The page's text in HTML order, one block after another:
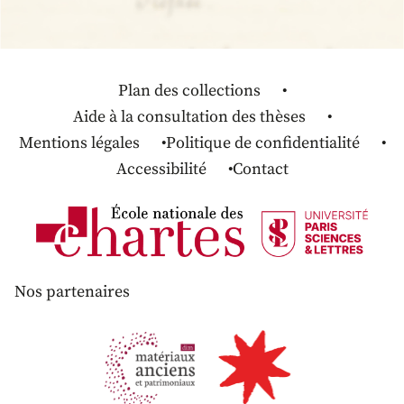
Plan des collections
Aide à la consultation des thèses
Mentions légales
Politique de confidentialité
Accessibilité
Contact
Nos partenaires